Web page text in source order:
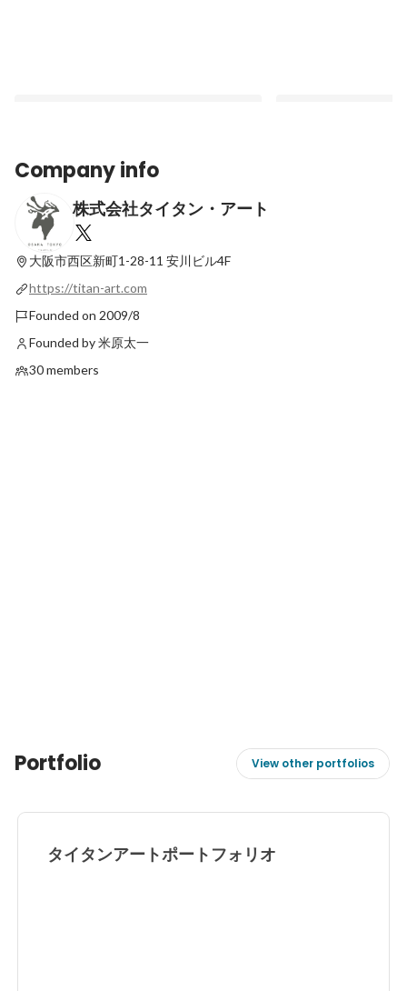
デザイナーが考える『お絵描きAIアプリ』
について
Latest
Company info
株式会社タイタン・アート
大阪市西区新町1-28-11 安川ビル4F
https://titan-art.com
Founded on 2009/8
Founded by 米原太一
30 members
Portfolio View other portfolios
タイタンアートポートフォリオ